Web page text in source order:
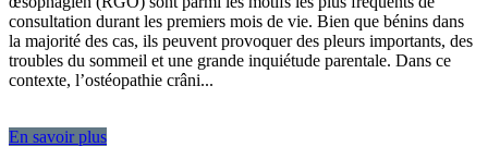
consultation durant les premiers mois de vie. Bien que bénins dans
la majorité des cas, ils peuvent provoquer des pleurs importants, des
troubles du sommeil et une grande inquiétude parentale. Dans ce
contexte, l’ostéopathie crâni...
En savoir plus